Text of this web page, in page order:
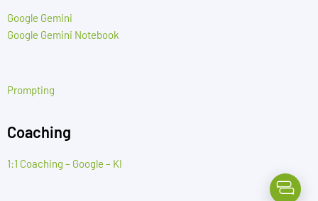
Google Gemini
Google Gemini Notebook
Prompting
Coaching
1:1 Coaching – Google – KI